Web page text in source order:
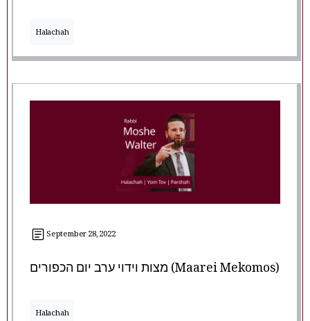
Halachah
September 28, 2022
מצות וידוי ערב יום הכפורים (Maarei Mekomos)
Halachah